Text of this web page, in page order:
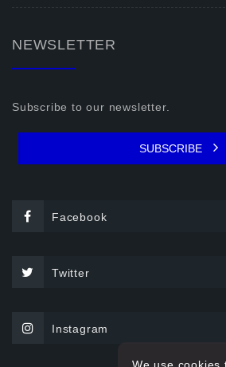
NEWSLETTER
Subscribe to our newsletter.
SUBSCRIBE
Facebook
Twitter
Instagram